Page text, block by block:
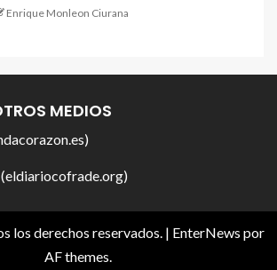
Enrique Monleon Ciurana
MEDIOS
los derechos reservados. | EnterNews por
AF themes.